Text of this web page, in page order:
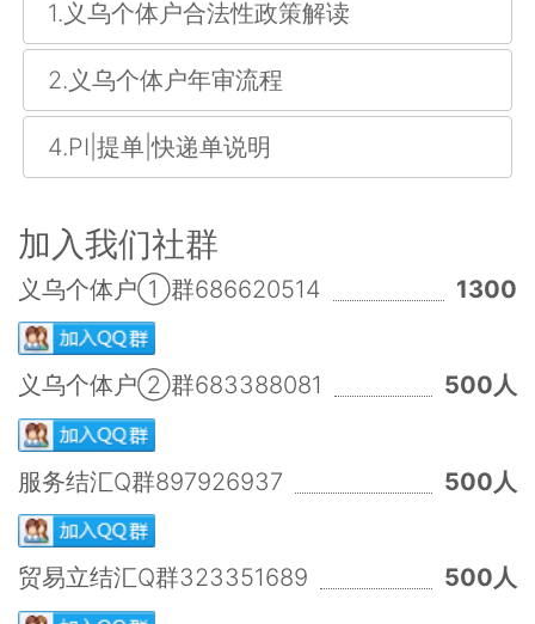
1.义乌个体户合法性政策解读
2.义乌个体户年审流程
4.PI|提单|快递单说明
加入我们社群
义乌个体户①群686620514 1300
义乌个体户②群683388081 500人
服务结汇Q群897926937 500人
贸易立结汇Q群323351689 500人